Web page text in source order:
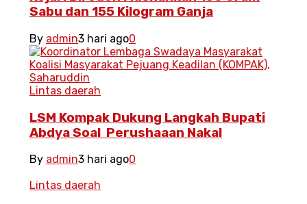
Sabu dan 155 Kilogram Ganja
By admin3 hari ago0
Lintas daerah
LSM Kompak Dukung Langkah Bupati
Abdya Soal Perushaaan Nakal
By admin3 hari ago0
Lintas daerah